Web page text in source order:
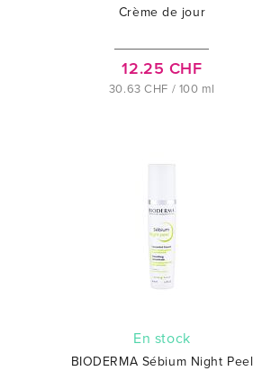
Crème de jour
12.25 CHF
30.63 CHF / 100 ml
En stock
BIODERMA Sébium Night Peel